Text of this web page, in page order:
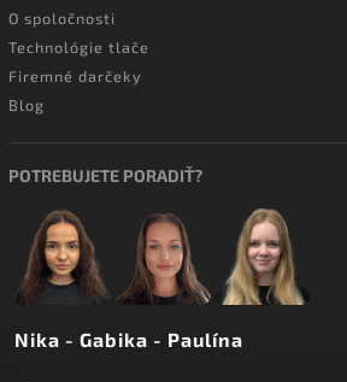
O spoločnosti
Technológie tlače
Firemné darčeky
Blog
POTREBUJETE PORADIŤ?
Nika - Gabika - Paulína